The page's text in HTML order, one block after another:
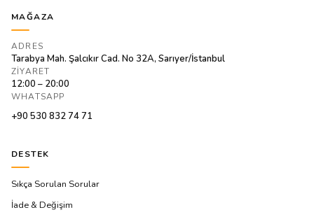
MAĞAZA
ADRES
Tarabya Mah. Şalcıkır Cad. No 32A, Sarıyer/İstanbul
ZIYARET
12:00 – 20:00
WHATSAPP
+90 530 832 74 71
DESTEK
Sıkça Sorulan Sorular
İade & Değişim